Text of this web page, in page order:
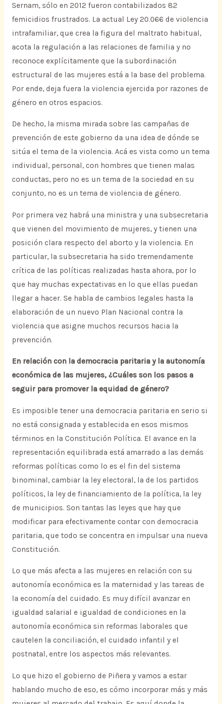
Sernam, sólo en 2012 fueron contabilizados 82
femicidios frustrados. La actual Ley 20.066 de violencia
intrafamiliar, que crea la figura del maltrato habitual,
acota la regulación a las relaciones de familia y no
reconoce explícitamente que la subordinación
estructural de las mujeres está a la base del problema.
Por ende, deja fuera la violencia ejercida por razones de
género en otros espacios.
De hecho, la misma mirada sobre las campañas de
prevención de este gobierno da una idea de dónde se
sitúa el tema de la violencia. Acá es vista como un tema
individual, personal, con hombres que tienen malas
conductas, pero no es un tema de la sociedad en su
conjunto, no es un tema de violencia de género.
Por primera vez habrá una ministra y una subsecretaria
que vienen del movimiento de mujeres, y tienen una
posición clara respecto del aborto y la violencia. En
particular, la subsecretaria ha sido tremendamente
crítica de las políticas realizadas hasta ahora, por lo
que hay muchas expectativas en lo que ellas puedan
llegar a hacer. Se habla de cambios legales hasta la
elaboración de un nuevo Plan Nacional contra la
violencia que asigne muchos recursos hacia la
prevención.
En relación con la democracia paritaria y la autonomía
económica de las mujeres, ¿Cuáles son los pasos a
seguir para promover la equidad de género?
Es imposible tener una democracia paritaria en serio si
no está consignada y establecida en esos mismos
términos en la Constitución Política. El avance en la
representación equilibrada está amarrado a las demás
reformas políticas como lo es el fin del sistema
binominal, cambiar la ley electoral, la de los partidos
políticos, la ley de financiamiento de la política, la ley
de municipios. Son tantas las leyes que hay que
modificar para efectivamente contar con democracia
paritaria, que todo se concentra en impulsar una nueva
Constitución.
Lo que más afecta a las mujeres en relación con su
autonomía económica es la maternidad y las tareas de
la economía del cuidado. Es muy difícil avanzar en
igualdad salarial e igualdad de condiciones en la
autonomía económica sin reformas laborales que
cautelen la conciliación, el cuidado infantil y el
postnatal, entre los aspectos más relevantes.
Lo que hizo el gobierno de Piñera y vamos a estar
hablando mucho de eso, es cómo incorporar más y más